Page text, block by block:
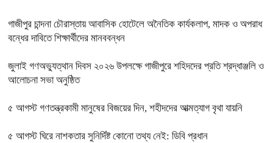
গাজীপুর চান্দনা চৌরাস্তায় আবাসিক হোটেলে অনৈতিক কার্যকলাপ, মাদক ও অপরাধ
বন্ধের দাবিতে শিক্ষার্থীদের মানববন্ধন
জুলাই গণঅভ্যুত্থান দিবস ২০২৬ উপলক্ষে গাজীপুরে শহিদদের প্রতি শ্রদ্ধাঞ্জলি ও
আলোচনা সভা অনুষ্ঠিত
৫ আগস্ট গণতন্ত্রকামী মানুষের বিজয়ের দিন, শহীদদের আত্মত্যাগ বৃথা যায়নি
৫ আগস্ট ঘিরে নাশকতার সুনির্দিষ্ট কোনো তথ্য নেই: ডিবি প্রধান